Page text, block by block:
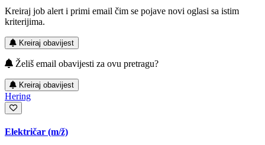
Kreiraj job alert i primi email čim se pojave novi oglasi sa istim
kriterijima.
Kreiraj obavijest
Želiš email obavijesti za ovu pretragu?
Kreiraj obavijest
Hering
Električar (m/ž)